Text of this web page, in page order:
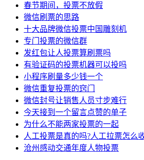
春节期间，投票不放假
微信刷票的思路
十大品牌微信投票中国雕刻机
专门投票的微信群
发红包让人投票算刷票吗
有验证码的投票机器可以投吗
小程序刷量多少钱一个
微信重复投票的窍门
微信封号让销售人员寸步难行
今天接到一个留言点赞的单子
为什么不能两家投票的一起
人工投票是真的吗?人工拉票怎么
沧州感动交通年度人物投票